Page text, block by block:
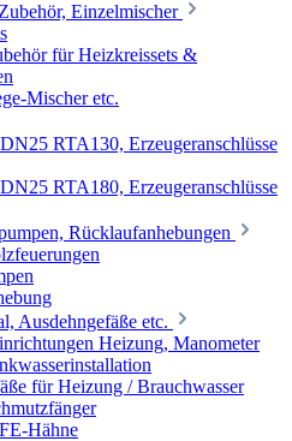
Einzelmischer
für Heizkreissets &
Mischer etc.
RTA130, Erzeugeranschlüsse
RTA180, Erzeugeranschlüsse
Rücklaufanhebungen
Ausdehngefäße etc.
Heizung, Manometer
für Heizung / Brauchwasser
Hähne